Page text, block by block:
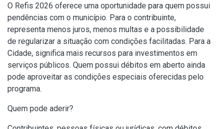
O Refis 2026 oferece uma oportunidade para quem possui
pendências com o município. Para o contribuinte,
representa menos juros, menos multas e a possibilidade
de regularizar a situação com condições facilitadas. Para a
Cidade, significa mais recursos para investimentos em
serviços públicos. Quem possui débitos em aberto ainda
pode aproveitar as condições especiais oferecidas pelo
programa.
Quem pode aderir?